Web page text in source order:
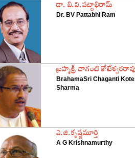
డా. బి.వి.పట్టాభిరామ్
Dr. BV Pattabhi Ram
‌బ్రహ్మశ్రీ చాగంటి కోటేశ్వరరావు
BrahamaSri Chaganti
Sharma
‌ఎ.జి.కృష్ణమూర్తి
A G Krishnamurthy